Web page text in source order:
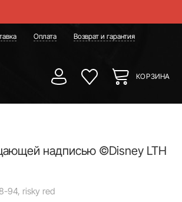
Оплата Возврат и гарантия
КОРЗИНА
надписью ©Disney LTH
94, risky red